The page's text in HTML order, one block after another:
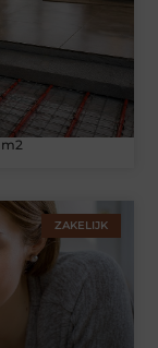
ZAKELIJK